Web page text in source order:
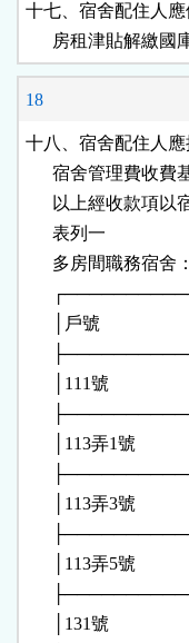
十七、宿舍配住人
房租津貼解繳國
18
十八、宿舍配住人
宿舍管理費收
以上經收款項
      表列一
      多房間職務宿舍：
│戶號
│111號
│113弄1號
│113弄3號
│113弄5號
│131號